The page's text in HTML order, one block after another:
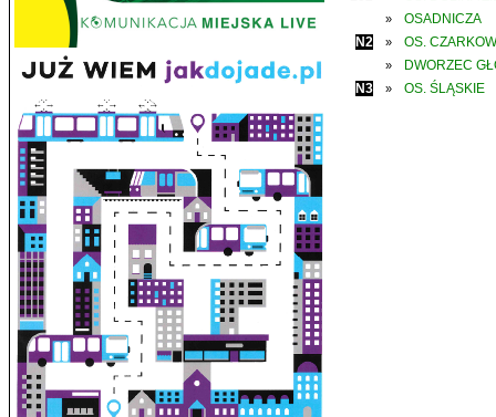
»
OSADNICZA
N2
» OS.
»
DWORZEC
N3
» OS. ŚLĄSKIE